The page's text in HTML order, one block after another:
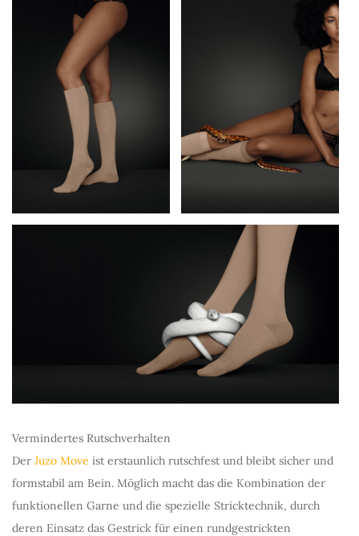
Vermindertes Rutschverhalten
Der Juzo Move ist erstaunlich rutschfest und bleibt sicher und
formstabil am Bein. Möglich macht das die Kombination der
funktionellen Garne und die spezielle Stricktechnik, durch
deren Einsatz das Gestrick für einen rundgestrickten